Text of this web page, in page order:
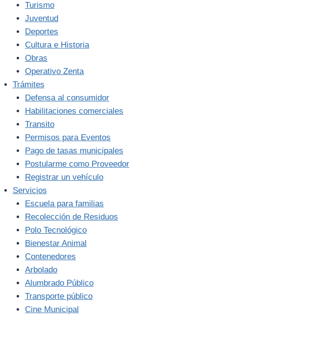
Turismo
Juventud
Deportes
Cultura e Historia
Obras
Operativo Zenta
Trámites
Defensa al consumidor
Habilitaciones comerciales
Transito
Permisos para Eventos
Pago de tasas municipales
Postularme como Proveedor
Registrar un vehículo
Servicios
Escuela para familias
Recolección de Residuos
Polo Tecnológico
Bienestar Animal
Contenedores
Arbolado
Alumbrado Público
Transporte público
Cine Municipal